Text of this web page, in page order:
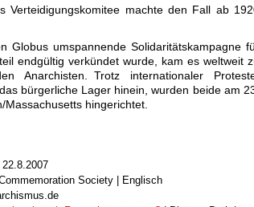
Verteidigungskomitee machte den Fall ab
Globus umspannende Soli­daritätskampagne
endgültig verkündet wurde, kam es weltweit
Anarchisten. Trotz internationaler
bürgerliche Lager hinein, wurden beide am
hingerichtet.
Society | Englisch